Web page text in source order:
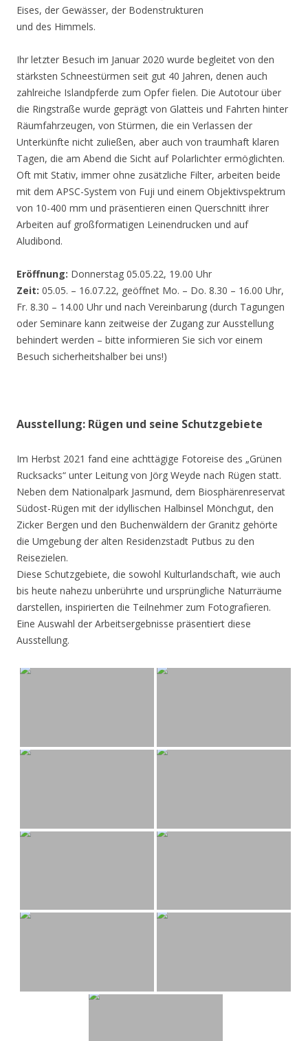
Eises, der Gewässer, der Bodenstrukturen
und des Himmels.
Ihr letzter Besuch im Januar 2020 wurde begleitet von den
stärksten Schneestürmen seit gut 40 Jahren, denen auch
zahlreiche Islandpferde zum Opfer fielen. Die Autotour über
die Ringstraße wurde geprägt von Glatteis und Fahrten hinter
Räumfahrzeugen, von Stürmen, die ein Verlassen der
Unterkünfte nicht zuließen, aber auch von traumhaft klaren
Tagen, die am Abend die Sicht auf Polarlichter ermöglichten.
Oft mit Stativ, immer ohne zusätzliche Filter, arbeiten beide
mit dem APSC-System von Fuji und einem Objektivspektrum
von 10-400 mm und präsentieren einen Querschnitt ihrer
Arbeiten auf großformatigen Leinendrucken und auf
Aludibond.
Eröffnung: Donnerstag 05.05.22, 19.00 Uhr
Zeit: 05.05. – 16.07.22, geöffnet Mo. – Do. 8.30 – 16.00 Uhr,
Fr. 8.30 – 14.00 Uhr und nach Vereinbarung (durch Tagungen
oder Seminare kann zeitweise der Zugang zur Ausstellung
behindert werden – bitte informieren Sie sich vor einem
Besuch sicherheitshalber bei uns!)
Ausstellung: Rügen und seine Schutzgebiete
Im Herbst 2021 fand eine achttägige Fotoreise des „Grünen
Rucksacks“ unter Leitung von Jörg Weyde nach Rügen statt.
Neben dem Nationalpark Jasmund, dem Biosphärenreservat
Südost-Rügen mit der idyllischen Halbinsel Mönchgut, den
Zicker Bergen und den Buchenwäldern der Granitz gehörte
die Umgebung der alten Residenzstadt Putbus zu den
Reisezielen.
Diese Schutzgebiete, die sowohl Kulturlandschaft, wie auch
bis heute nahezu unberührte und ursprüngliche Naturräume
darstellen, inspirierten die Teilnehmer zum Fotografieren.
Eine Auswahl der Arbeitsergebnisse präsentiert diese
Ausstellung.